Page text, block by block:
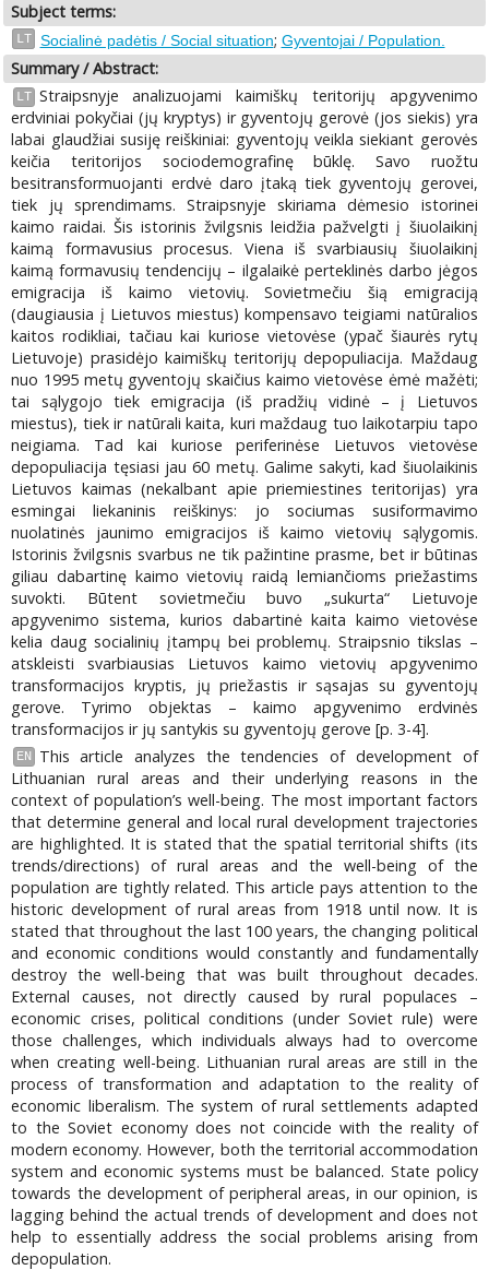
Subject terms:
LT Socialinė padėtis / Social situation; Gyventojai / Population.
Summary / Abstract:
LT Straipsnyje analizuojami kaimiškų teritorijų apgyvenimo
erdviniai pokyčiai (jų kryptys) ir gyventojų gerovė (jos siekis) yra
labai glaudžiai susiję reiškiniai: gyventojų veikla siekiant gerovės
keičia teritorijos sociodemografinę būklę. Savo ruožtu
besitransformuojanti erdvė daro įtaką tiek gyventojų gerovei,
tiek jų sprendimams. Straipsnyje skiriama dėmesio istorinei
kaimo raidai. Šis istorinis žvilgsnis leidžia pažvelgti į šiuolaikinį
kaimą formavusius procesus. Viena iš svarbiausių šiuolaikinį
kaimą formavusių tendencijų – ilgalaikė perteklinės darbo jėgos
emigracija iš kaimo vietovių. Sovietmečiu šią emigraciją
(daugiausia į Lietuvos miestus) kompensavo teigiami natūralios
kaitos rodikliai, tačiau kai kuriose vietovėse (ypač šiaurės rytų
Lietuvoje) prasidėjo kaimiškų teritorijų depopuliacija. Maždaug
nuo 1995 metų gyventojų skaičius kaimo vietovėse ėmė mažėti;
tai sąlygojo tiek emigracija (iš pradžių vidinė – į Lietuvos
miestus), tiek ir natūrali kaita, kuri maždaug tuo laikotarpiu tapo
neigiama. Tad kai kuriose periferinėse Lietuvos vietovėse
depopuliacija tęsiasi jau 60 metų. Galime sakyti, kad šiuolaikinis
Lietuvos kaimas (nekalbant apie priemiestines teritorijas) yra
esmingai liekaninis reiškinys: jo sociumas susiformavimo
nuolatinės jaunimo emigracijos iš kaimo vietovių sąlygomis.
Istorinis žvilgsnis svarbus ne tik pažintine prasme, bet ir būtinas
giliau dabartinę kaimo vietovių raidą lemiančioms priežastims
suvokti. Būtent sovietmečiu buvo „sukurta“ Lietuvoje
apgyvenimo sistema, kurios dabartinė kaita kaimo vietovėse
kelia daug socialinių įtampų bei problemų. Straipsnio tikslas –
atskleisti svarbiausias Lietuvos kaimo vietovių apgyvenimo
transformacijos kryptis, jų priežastis ir sąsajas su gyventojų
gerove. Tyrimo objektas – kaimo apgyvenimo erdvinės
transformacijos ir jų santykis su gyventojų gerove [p. 3-4].
EN
This article analyzes the tendencies of development of
Lithuanian rural areas and their underlying reasons in the
context of population’s well-being. The most important factors
that determine general and local rural development trajectories
are highlighted. It is stated that the spatial territorial shifts (its
trends/directions) of rural areas and the well-being of the
population are tightly related. This article pays attention to the
historic development of rural areas from 1918 until now. It is
stated that throughout the last 100 years, the changing political
and economic conditions would constantly and fundamentally
destroy the well-being that was built throughout decades.
External causes, not directly caused by rural populaces –
economic crises, political conditions (under Soviet rule) were
those challenges, which individuals always had to overcome
when creating well-being. Lithuanian rural areas are still in the
process of transformation and adaptation to the reality of
economic liberalism. The system of rural settlements adapted
to the Soviet economy does not coincide with the reality of
modern economy. However, both the territorial accommodation
system and economic systems must be balanced. State policy
towards the development of peripheral areas, in our opinion, is
lagging behind the actual trends of development and does not
help to essentially address the social problems arising from
depopulation.